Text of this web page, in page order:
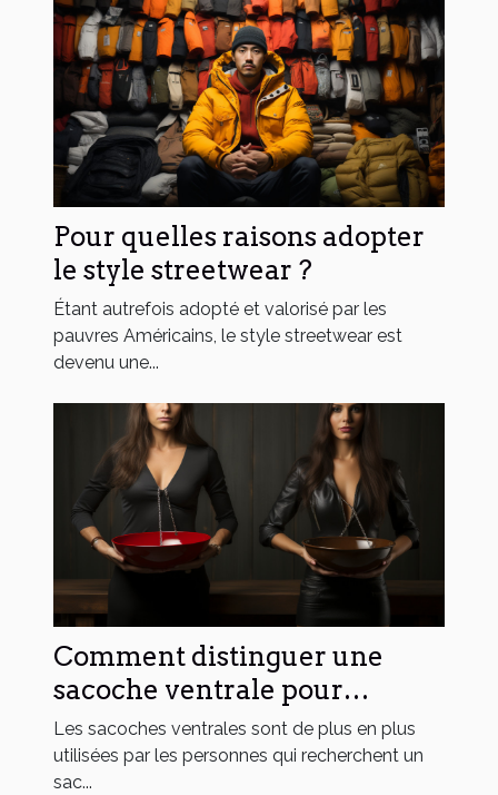
Pour quelles raisons adopter
le style streetwear ?
Étant autrefois adopté et valorisé par les
pauvres Américains, le style streetwear est
devenu une...
Comment distinguer une
sacoche ventrale pour
homme de celle pour femme
?
Les sacoches ventrales sont de plus en plus
utilisées par les personnes qui recherchent un
sac...